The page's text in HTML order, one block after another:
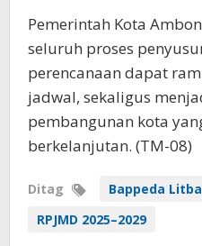
Pemerintah Kota
seluruh proses
perencanaan dapat
jadwal, sekaligus
pembangunan kota
berkelanjutan. (TM-08)
Ditag Bappeda
RPJMD 2025–2029